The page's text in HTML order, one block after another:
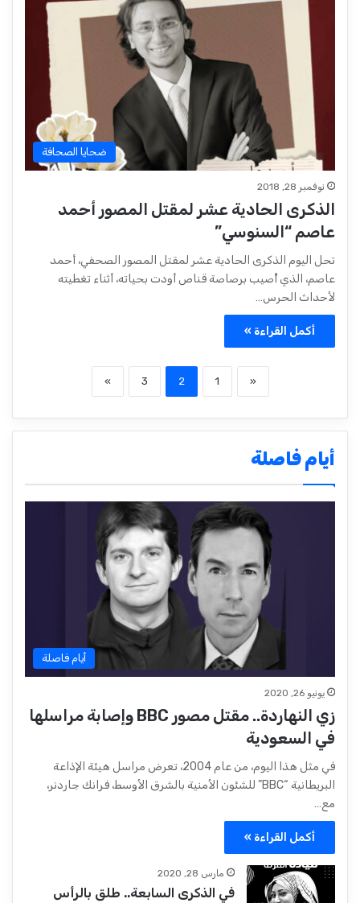
ضحايا الصحافة
نوفمبر 28, 2018
الذكرى الحادية عشر لمقتل المصور أحمد
عاصم “السنوسي”
تحل اليوم الذكرى الحادية عشر لمقتل المصور الصحفي، أحمد
عاصم، الذي أُصيب برصاصة قناص أودت بحياته، أثناء تغطيته
لأحداث الحرس…
أكمل القراءة »
«
1
2
3
»
أيام فاصلة
أيام فاصلة
يونيو 26, 2020
زي النهاردة.. مقتل مصور BBC وإصابة مراسلها
في السعودية
في مثل هذا اليوم، من عام 2004، تعرض مراسل هيئة الإذاعة
البريطانية “BBC” للشئون الأمنية بالشرق الأوسط، فرانك جاردنر،
مع…
أكمل القراءة »
مارس 28, 2020
في الذكرى السابعة.. طلق بالرأس